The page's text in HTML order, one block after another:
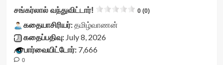
stars'
id='yasr-
votes-
readonly-
பூச்சியம்<div
class="yasr-
vv-
stars-
title-
container">
சங்கர்லால் வந்துவிட்டார்! 0 (0)
கதையாசிரியர்:தமிழ்வாணன்
கதைப்பதிவு:July 8, 2026
பார்வையிட்டோர்:7,666
0